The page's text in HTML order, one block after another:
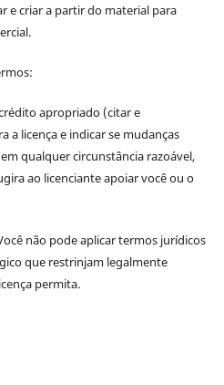
e criar a partir do material para
apropriado (citar e
a licença e indicar se mudanças
qualquer circunstância razoável,
ao licenciante apoiar você ou o
não pode aplicar termos jurídicos
que restrinjam legalmente
permita.